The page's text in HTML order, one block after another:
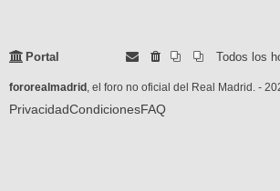
Portal Todos los
fororealmadrid , el foro no oficial del Real Madrid. -
PrivacidadCondicionesFAQ